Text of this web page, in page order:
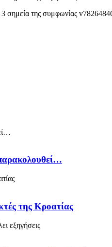
της Κροατίας